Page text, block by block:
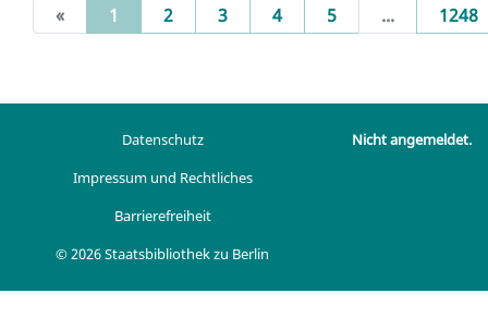
« 1 (current)
2 3 4 5 ... 1248
Datenschutz
Impressum und Rechtliches
Barrierefreiheit
© 2026 Staatsbibliothek zu Berlin
Nicht angemeldet.